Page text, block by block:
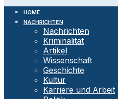
HOME
NACHRICHTEN
Nachrichten
Kriminalität
Artikel
Wissenschaft
Geschichte
Kultur
Karriere und Arbeit